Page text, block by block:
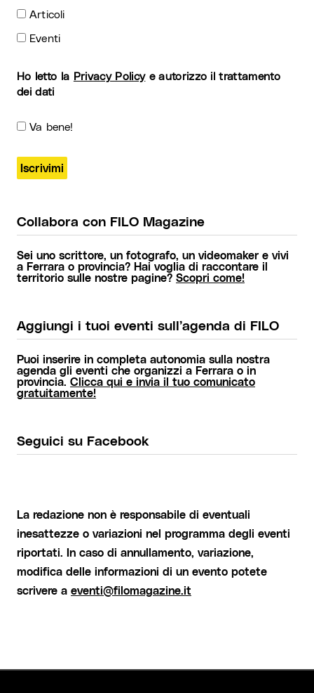
Articoli
Eventi
Ho letto la Privacy Policye autorizzo il trattamento
dei dati
Va bene!
Collabora con FILO Magazine
Sei uno scrittore, un fotografo, un videomaker e vivi
a Ferrara o provincia? Hai voglia di raccontare il
territorio sulle nostre pagine? Scopri come!
Aggiungi i tuoi eventi sull’agenda di FILO
Puoi inserire in completa autonomia sulla nostra
agenda gli eventi che organizzi a Ferrara o in
provincia. Clicca qui e invia il tuo comunicato
gratuitamente!
Seguici su Facebook
La redazione non è responsabile di eventuali
inesattezze o variazioni nel programma degli eventi
riportati. In caso di annullamento, variazione,
modifica delle informazioni di un evento potete
scrivere a eventi@filomagazine.it